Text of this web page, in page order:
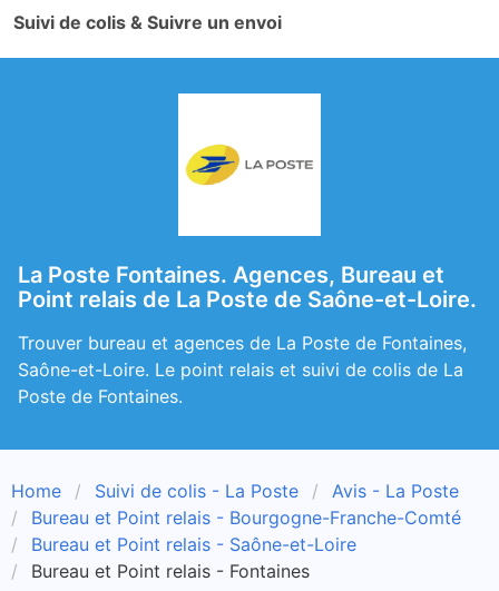
Suivi de colis & Suivre un envoi
La Poste Fontaines. Agences, Bureau et
Point relais de La Poste de Saône-et-Loire.
Trouver bureau et agences de La Poste de Fontaines,
Saône-et-Loire. Le point relais et suivi de colis de La
Poste de Fontaines.
Home Suivi de colis - La Poste
Avis - La Poste
Bureau et Point relais - Bourgogne-Franche-Comté
Bureau et Point relais - Saône-et-Loire
Bureau et Point relais - Fontaines